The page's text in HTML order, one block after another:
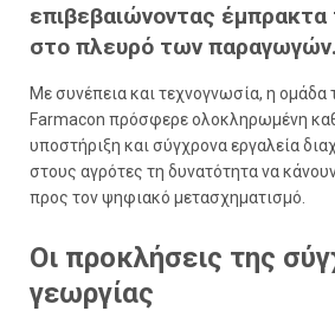
επιβεβαιώνοντας έμπρακτα
στο πλευρό των παραγωγών.
Με συνέπεια και τεχνογνωσία, η
Farmacon πρόσφερε ολοκληρωμένη
υποστήριξη και σύγχρονα εργαλεία
στους αγρότες τη δυνατότητα να
προς τον ψηφιακό μετασχηματισμό.
Οι προκλήσεις της
γεωργίας